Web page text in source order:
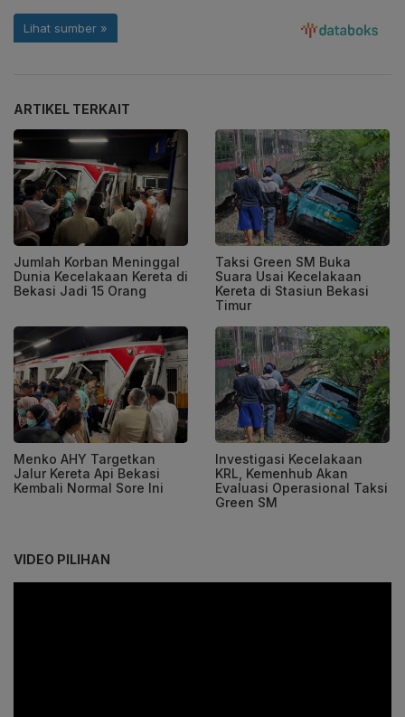
ARTIKEL TERKAIT
Jumlah Korban Meninggal
Dunia Kecelakaan Kereta di
Bekasi Jadi 15 Orang
Taksi Green SM Buka
Suara Usai Kecelakaan
Kereta di Stasiun Bekasi
Timur
Menko AHY Targetkan
Jalur Kereta Api Bekasi
Kembali Normal Sore Ini
Investigasi Kecelakaan
KRL, Kemenhub Akan
Evaluasi Operasional Taksi
Green SM
VIDEO PILIHAN